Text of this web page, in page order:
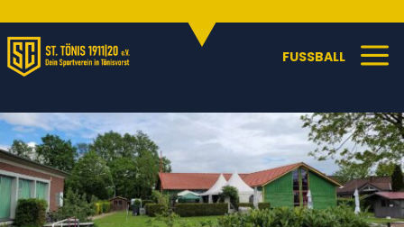
C
FUSSBALL a